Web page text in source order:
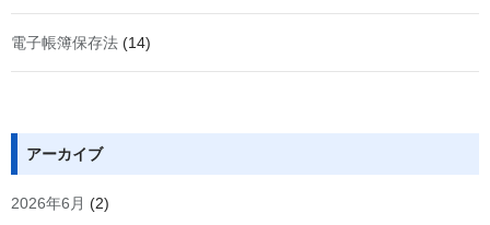
電子帳簿保存法 (14)
アーカイブ
2026年6月 (2)